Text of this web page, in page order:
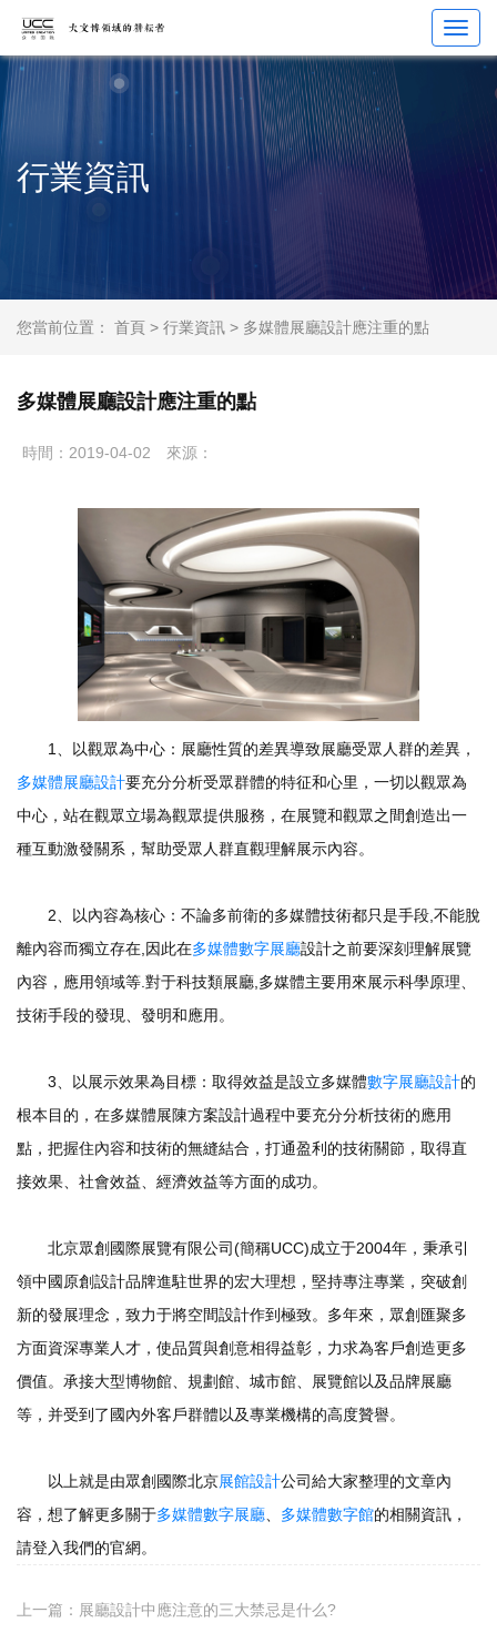
行業資訊
您當前位置： 首頁 > 行業資訊 > 多媒體展廳設計應注重的點
多媒體展廳設計應注重的點
時間：2019-04-02 來源：
1、以觀眾為中心：展廳性質的差異導致展廳受眾人群的差異，
多媒體展廳設計要充分分析受眾群體的特征和心里，一切以觀眾為
中心，站在觀眾立場為觀眾提供服務，在展覽和觀眾之間創造出一
種互動激發關系，幫助受眾人群直觀理解展示內容。
2、以內容為核心：不論多前衛的多媒體技術都只是手段,不能脫
離內容而獨立存在,因此在多媒體數字展廳設計之前要深刻理解展覽
內容，應用領域等.對于科技類展廳,多媒體主要用來展示科學原理、
技術手段的發現、發明和應用。
3、以展示效果為目標：取得效益是設立多媒體數字展廳設計的
根本目的，在多媒體展陳方案設計過程中要充分分析技術的應用
點，把握住內容和技術的無縫結合，打通盈利的技術關節，取得直
接效果、社會效益、經濟效益等方面的成功。
北京眾創國際展覽有限公司(簡稱UCC)成立于2004年，秉承引
領中國原創設計品牌進駐世界的宏大理想，堅持專注專業，突破創
新的發展理念，致力于將空間設計作到極致。多年來，眾創匯聚多
方面資深專業人才，使品質與創意相得益彰，力求為客戶創造更多
價值。承接大型博物館、規劃館、城市館、展覽館以及品牌展廳
等，并受到了國內外客戶群體以及專業機構的高度贊譽。
以上就是由眾創國際北京展館設計公司給大家整理的文章內
容，想了解更多關于多媒體數字展廳 多媒體數字館的相關資訊，
請登入我們的官網。
上一篇： 展廳設計中應注意的三大禁忌是什么?